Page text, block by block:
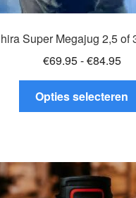
Super Megajug 2,5 of
€69.95-€84.95
tot
Opties selecteren